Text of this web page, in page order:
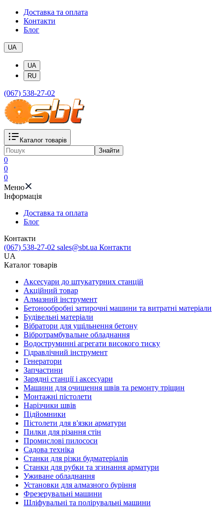
Доставка та оплата
Контакти
Блог
UA
UA
RU
(067) 538-27-02
Каталог товарів
Знайти
0
0
0
Меню
Iнформація
Доставка та оплата
Блог
Контакти
(067) 538-27-02 sales@sbt.ua Контакти
UA
Каталог товарів
Аксесуари до штукатурних станцій
Акційний товар
Алмазний інструмент
Бетонообробні затирочні машини та витратні матеріали
Будівельні матеріали
Вібратори для ущільнення бетону
Вібротрамбувальне обладнання
Водоструминні агрегати високого тиску
Гідравлічний інструмент
Генератори
Запчастини
Зарядні станції і аксесуари
Машини для очищення швів та ремонту тріщин
Монтажні пістолети
Нарізчики швів
Підйомники
Пістолети для в'язки арматури
Пилки для різання стін
Промислові пилососи
Садова техніка
Станки для різки будматеріалів
Станки для рубки та згинання арматури
Уживане обладнання
Установки для алмазного буріння
Фрезерувальні машини
Шліфувальні та полірувальні машини